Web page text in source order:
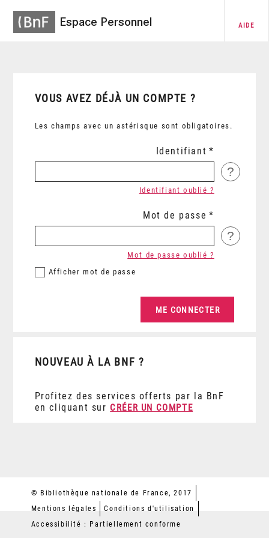
Espace Personnel AIDE
VOUS AVEZ DÉJÀ UN COMPTE ?
Les champs avec un astérisque sont obligatoires.
Identifiant
?
Identifiant oublié ?
Mot de passe
?
Afficher mot de passe
Mot de passe oublié ?
NOUVEAU À LA BNF ?
Profitez des services offerts par la BnF
en cliquant sur CRÉER UN COMPTE
© Bibliothèque nationale de France, 2017
Mentions légales
Conditions d'utilisation
Accessibilité : Partiellement conforme